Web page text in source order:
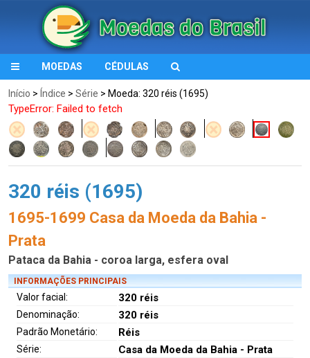
MOEDAS CÉDULAS
Início > Índice > Série > Moeda: 320 réis (1695)
TypeError: Failed to fetch
320 réis (1695)
1695-1699 Casa da Moeda da Bahia -
Prata
Pataca da Bahia - coroa larga, esfera oval
INFORMAÇÕES PRINCIPAIS
Valor facial: 320 réis
Denominação: 320 réis
Padrão Monetário: Réis
Série: Casa da Moeda da Bahia - Prata